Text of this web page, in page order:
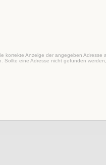
korrekte Anzeige der angegeben Adresse
Sollte eine Adresse nicht gefunden